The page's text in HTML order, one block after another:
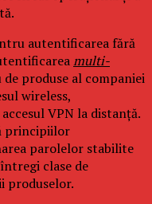
autentificarea fără
multi-
produse al companiei
wireless,
VPN la distanță.
principiilor
parolelor stabilite
clase de
produselor.